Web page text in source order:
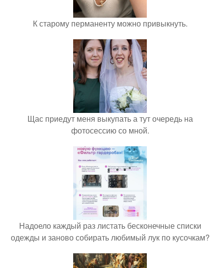
К старому перманенту можно привыкнуть.
Щас приедут меня выкупать а тут очередь на
фотосессию со мной.
Надоело каждый раз листать бесконечные списки
одежды и заново собирать любимый лук по кусочкам?